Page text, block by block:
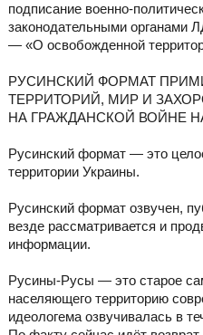
подписание военно-
законодательными
— «О освобожденной
РУСИНСКИЙ ФОРМАТ
ТЕРРИТОРИЙ, МИР И
НА ГРАЖДАНСКОЙ ВОЙНЕ
Русинский формат — это
территории Украины.
Русинский формат озвучен,
везде рассматривается и
информации.
Русины-Русы — это старое
населяющего территорию
идеологема озвучивалась в